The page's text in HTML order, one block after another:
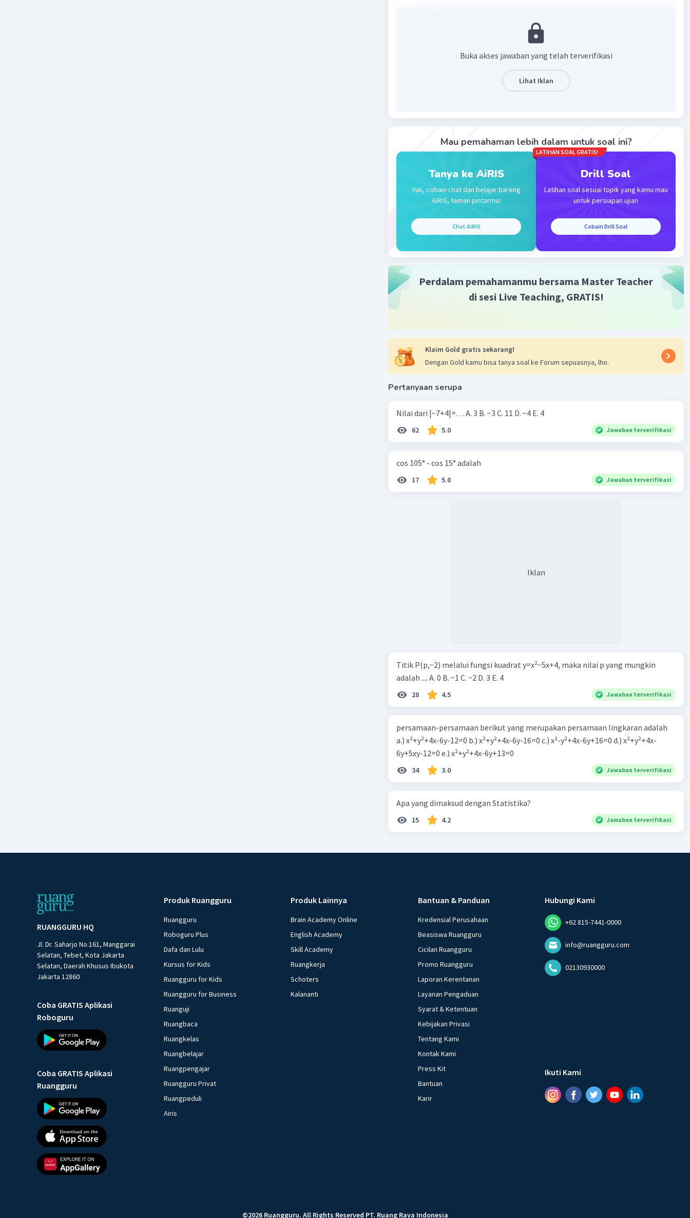
Buka akses jawaban yang telah terverifikasi
Lihat Iklan
Mau pemahaman lebih dalam untuk soal ini?
Tanya ke AiRIS
Yuk, cobain chat dan belajar bareng
AiRIS, teman pintarmu!
Chat AiRIS
LATIHAN SOAL GRATIS!
Drill Soal
Latihan soal sesuai topik yang kamu mau
untuk persiapan ujian
Cobain Drill Soal
Perdalam pemahamanmu bersama Master Teacher
di sesi Live Teaching, GRATIS!
Klaim Gold gratis sekarang!
Dengan Gold kamu bisa tanya soal ke Forum sepuasnya, lho.
Pertanyaan serupa
Nilai dari |−7+4|=… A. 3 B. −3 C. 11 D. −4 E. 4
62 5.0 Jawaban terverifikasi
cos 105° - cos 15° adalah
17 5.0 Jawaban terverifikasi
Iklan
Titik P(p,−2) melalui fungsi kuadrat y=x²−5x+4, maka nilai p yang mungkin
adalah .... A. 0 B. −1 C. −2 D. 3 E. 4
28 4.5 Jawaban terverifikasi
persamaan-persamaan berikut yang merupakan persamaan lingkaran adalah
a.) x²+y²+4x-6y-12=0 b.) x²+y²+4x-6y-16=0 c.) x²-y²+4x-6y+16=0 d.) x²+y²+4x-
6y+5xy-12=0 e.) x²+y²+4x-6y+13=0
34 3.0 Jawaban terverifikasi
Apa yang dimaksud dengan Statistika?
15 4.2 Jawaban terverifikasi
RUANGGURU HQ
Jl. Dr. Saharjo No.161, Manggarai
Selatan, Tebet, Kota Jakarta
Selatan, Daerah Khusus Ibukota
Jakarta 12860
Coba GRATIS Aplikasi
Roboguru
Coba GRATIS Aplikasi
Ruangguru
Produk Ruangguru
Ruangguru
Roboguru Plus
Dafa dan Lulu
Kursus for Kids
Ruangguru for Kids
Ruangguru for Business
Ruanguji
Ruangbaca
Ruangkelas
Ruangbelajar
Ruangpengajar
Ruangguru Privat
Ruangpeduli
Airis
Produk Lainnya
Brain Academy Online
English Academy
Skill Academy
Ruangkerja
Schoters
Kalananti
Bantuan & Panduan
Kredensial Perusahaan
Beasiswa Ruangguru
Cicilan Ruangguru
Promo Ruangguru
Laporan Kerentanan
Layanan Pengaduan
Syarat & Ketentuan
Kebijakan Privasi
Tentang Kami
Kontak Kami
Press Kit
Bantuan
Karir
Hubungi Kami
+62 815-7441-0000
info@ruangguru.com
02130930000
Ikuti Kami
©2026 Ruangguru. All Rights Reserved PT. Ruang Raya Indonesia